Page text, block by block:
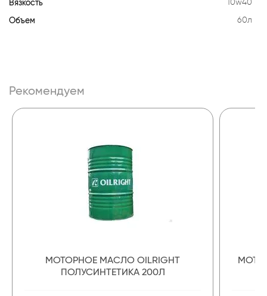
Объем 60л
Рекомендуем
МОТОРНОЕ МАСЛО OILRIGHT
ПОЛУСИНТЕТИКА 200Л